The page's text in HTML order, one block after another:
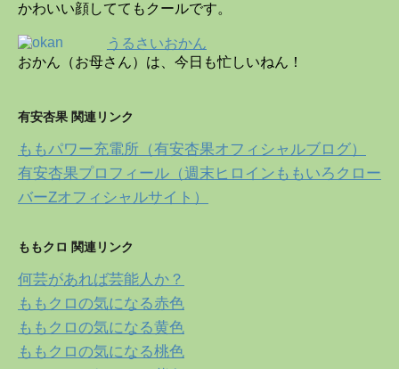
かわいい顔しててもクールです。
うるさいおかん
おかん（お母さん）は、今日も忙しいねん！
有安杏果 関連リンク
ももパワー充電所（有安杏果オフィシャルブログ）
有安杏果プロフィール（週末ヒロインももいろクロー
バーZオフィシャルサイト）
ももクロ 関連リンク
何芸があれば芸能人か？
ももクロの気になる赤色
ももクロの気になる黄色
ももクロの気になる桃色